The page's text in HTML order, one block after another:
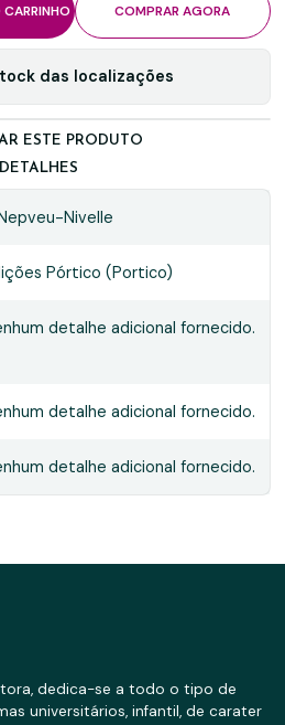
COMPRAR AGORA
das localizações
ESTE PRODUTO
DETALHES
Nivelle
Pórtico (Portico)
detalhe adicional fornecido.
detalhe adicional fornecido.
detalhe adicional fornecido.
dedica-se a todo o tipo de
universitários, infantil, de carater